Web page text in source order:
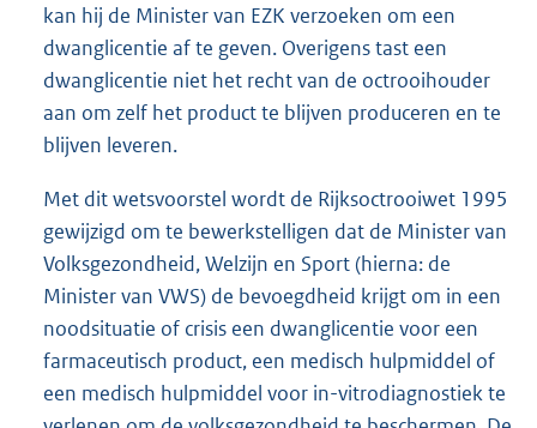
kan hij de Minister van EZK verzoeken om een
dwanglicentie af te geven. Overigens tast een
dwanglicentie niet het recht van de octrooihouder
aan om zelf het product te blijven produceren en te
blijven leveren.
Met dit wetsvoorstel wordt de Rijksoctrooiwet 1995
gewijzigd om te bewerkstelligen dat de Minister van
Volksgezondheid, Welzijn en Sport (hierna: de
Minister van VWS) de bevoegdheid krijgt om in een
noodsituatie of crisis een dwanglicentie voor een
farmaceutisch product, een medisch hulpmiddel of
een medisch hulpmiddel voor in-vitrodiagnostiek te